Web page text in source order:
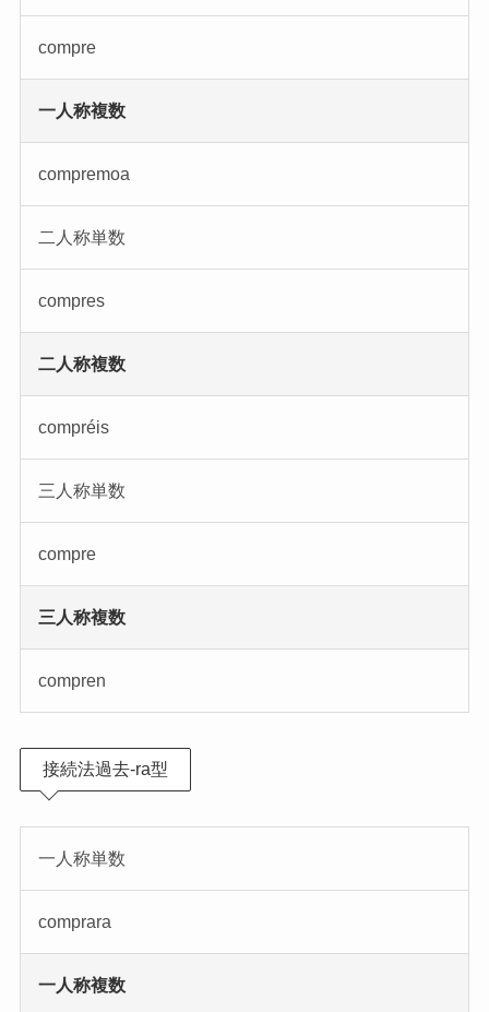
compre
一人称複数
compremoa
二人称単数
compres
二人称複数
compréis
三人称単数
compre
三人称複数
compren
接続法過去-ra型
一人称単数
comprara
一人称複数